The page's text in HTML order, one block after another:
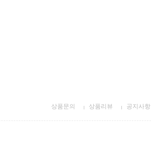
상품문의 상품리뷰 공지사항